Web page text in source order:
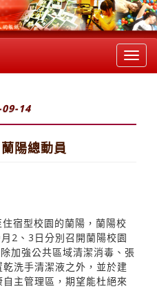
14
陽總動員
宿型校園的蘭陽，蘭陽校
2、3日分別召開蘭陽校園
加強公共區域清潔消毒、張
洗手清潔液之外，並於建
主管理區，期望能杜絕來